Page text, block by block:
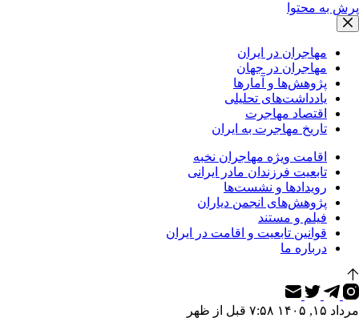
پرش به محتوا
مهاجران در ایران
مهاجران در جهان
پژوهش‌ها و آمارها
یادداشت‌های تحلیلی
اقتصاد مهاجرت
تاریخ مهاجرت به ایران
اقامت ویژه مهاجران نخبه
تابعیت فرزندان مادر ایرانی
رویدادها و نشست‌ها
پژوهش‌های انجمن دیاران
فیلم و مستند
قوانین تابعیت و اقامت در ایران
درباره ما
مرداد ۱۵, ۱۴۰۵ ۷:۵۸ قبل از ظهر